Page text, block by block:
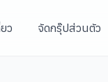
ว จัดกรุ๊ปส่วนตัว